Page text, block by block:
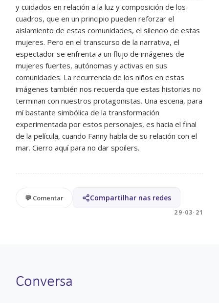
y cuidados en relación a la luz y composición de los
cuadros, que en un principio pueden reforzar el
aislamiento de estas comunidades, el silencio de estas
mujeres. Pero en el transcurso de la narrativa, el
espectador se enfrenta a un flujo de imágenes de
mujeres fuertes, autónomas y activas en sus
comunidades. La recurrencia de los niños en estas
imágenes también nos recuerda que estas historias no
terminan con nuestros protagonistas. Una escena, para
mí bastante simbólica de la transformación
experimentada por estos personajes, es hacia el final
de la película, cuando Fanny habla de su relación con el
mar. Cierro aquí para no dar spoilers.
💬 Comentar Compartilhar nas redes
29·03·21
Conversa